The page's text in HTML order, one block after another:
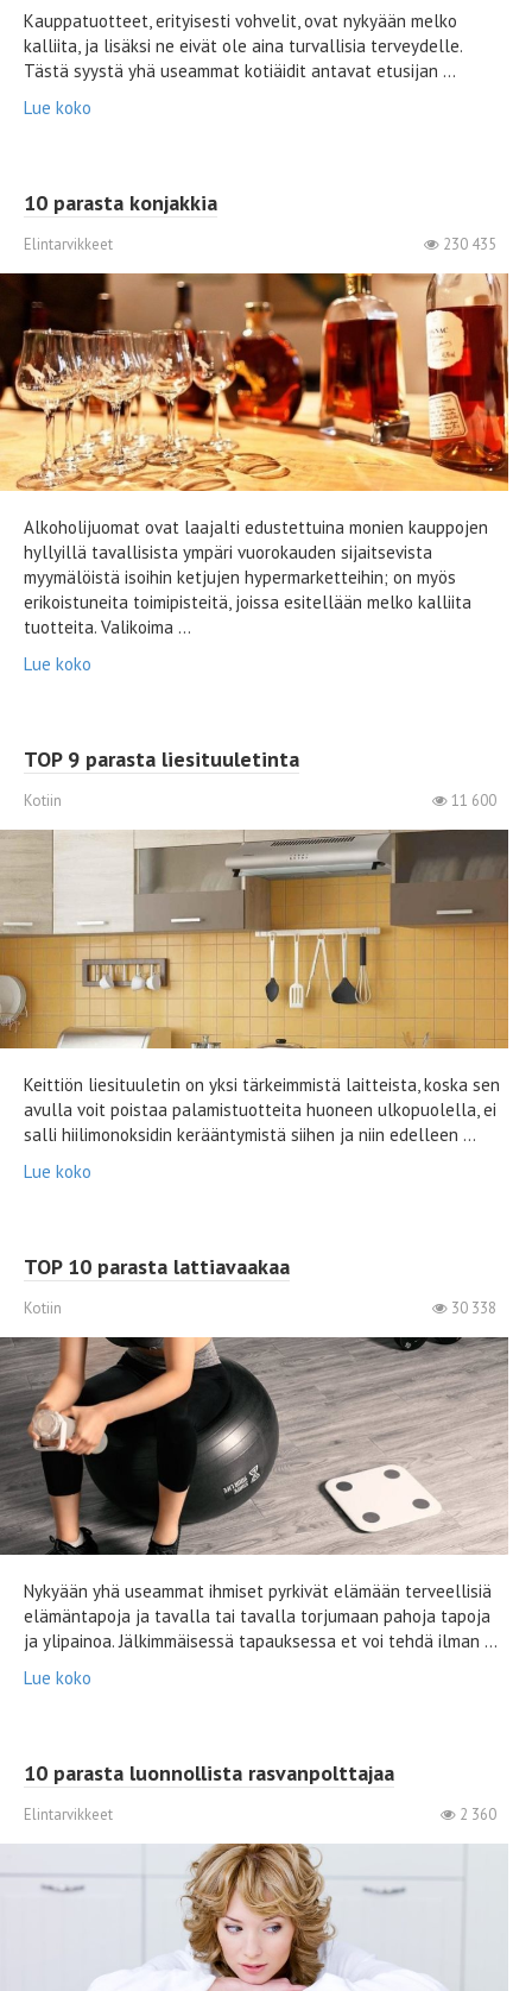
Kauppatuotteet, erityisesti vohvelit, ovat nykyään melko
kalliita, ja lisäksi ne eivät ole aina turvallisia terveydelle.
Tästä syystä yhä useammat kotiäidit antavat etusijan ...
Lue koko
10 parasta konjakkia
Elintarvikkeet 230 435
Alkoholijuomat ovat laajalti edustettuina monien kauppojen
hyllyillä tavallisista ympäri vuorokauden sijaitsevista
myymälöistä isoihin ketjujen hypermarketteihin; on myös
erikoistuneita toimipisteitä, joissa esitellään melko kalliita
tuotteita. Valikoima ...
Lue koko
TOP 9 parasta liesituuletinta
Kotiin 11 600
Keittiön liesituuletin on yksi tärkeimmistä laitteista, koska sen
avulla voit poistaa palamistuotteita huoneen ulkopuolella, ei
salli hiilimonoksidin kerääntymistä siihen ja niin edelleen ...
Lue koko
TOP 10 parasta lattiavaakaa
Kotiin 30 338
Nykyään yhä useammat ihmiset pyrkivät elämään terveellisiä
elämäntapoja ja tavalla tai tavalla torjumaan pahoja tapoja
ja ylipainoa. Jälkimmäisessä tapauksessa et voi tehdä ilman ...
Lue koko
10 parasta luonnollista rasvanpolttajaa
Elintarvikkeet 2 360